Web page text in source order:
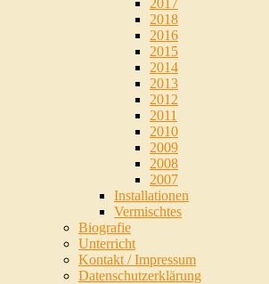
2017
2018
2016
2015
2014
2013
2012
2011
2010
2009
2008
2007
Installationen
Vermischtes
Biografie
Unterricht
Kontakt / Impressum
Datenschutzerklärung